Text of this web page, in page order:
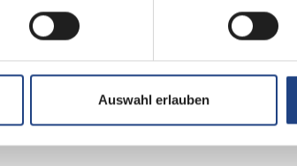
Auswahl erlauben
Euro 6e
grün